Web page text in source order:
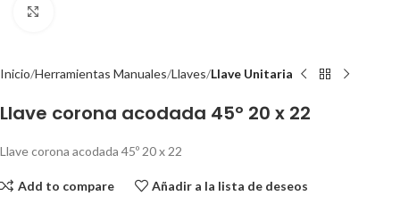
Inicio Herramientas Manuales Llaves Llave Unitaria
Llave corona acodada 45º 20 x 22
Llave corona acodada 45º 20 x 22
Add to compare Añadir a la lista de deseos